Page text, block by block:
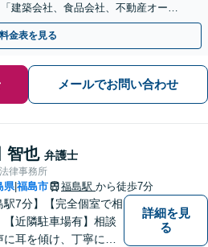
建築会社、食品会社、不動産オーナ
」【休日・夜間相談可】
料金表を見る
メールでお問い合わせ
智也 弁護士
律事務所
県|福島市 福島駅 から徒歩7分
駅7分】【完全個室で相
【近隣駐車場有】相談
耳を傾け、丁寧にわ
詳細を見
る